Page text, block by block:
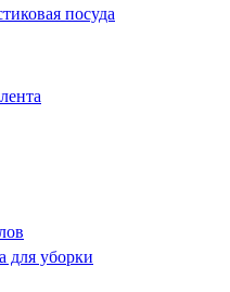
посуда
для уборки